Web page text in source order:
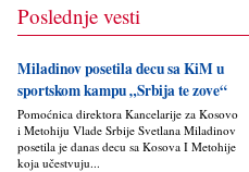
Poslednje vesti
Miladinov posetila decu sa KiM u
sportskom kampu „Srbija te zove“
Pomoćnica direktora Kancelarije za Kosovo
i Metohiju Vlade Srbije Svetlana Miladinov
posetila je danas decu sa Kosova I Metohije
koja učestvuju...